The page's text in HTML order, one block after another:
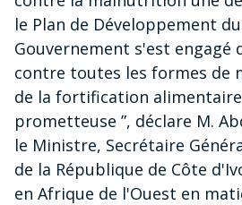
le Plan de Développement
Gouvernement s'est engagé
contre toutes les formes
de la fortification
prometteuse ”, déclare M.
le Ministre, Secrétaire
de la République de Côte
en Afrique de l'Ouest en